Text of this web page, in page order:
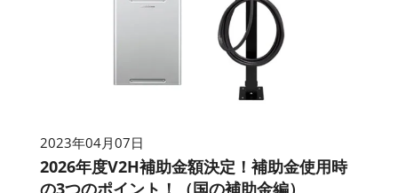
2023年04月07日
2026年度V2H補助金額決定！補助金使用時